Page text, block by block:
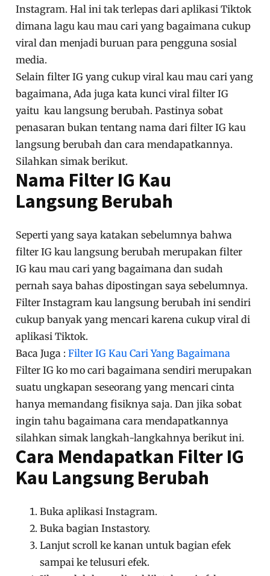
Instagram. Hal ini tak terlepas dari aplikasi Tiktok
dimana lagu kau mau cari yang bagaimana cukup
viral dan menjadi buruan para pengguna sosial
media.
Selain filter IG yang cukup viral kau mau cari yang
bagaimana, Ada juga kata kunci viral filter IG
yaitu kau langsung berubah. Pastinya sobat
penasaran bukan tentang nama dari filter IG kau
langsung berubah dan cara mendapatkannya.
Silahkan simak berikut.
Nama Filter IG Kau
Langsung Berubah
Seperti yang saya katakan sebelumnya bahwa
filter IG kau langsung berubah merupakan filter
IG kau mau cari yang bagaimana dan sudah
pernah saya bahas dipostingan saya sebelumnya.
Filter Instagram kau langsung berubah ini sendiri
cukup banyak yang mencari karena cukup viral di
aplikasi Tiktok.
Baca Juga :Filter IG Kau Cari Yang Bagaimana
Filter IG ko mo cari bagaimana sendiri merupakan
suatu ungkapan seseorang yang mencari cinta
hanya memandang fisiknya saja. Dan jika sobat
ingin tahu bagaimana cara mendapatkannya
silahkan simak langkah-langkahnya berikut ini.
Cara Mendapatkan Filter IG
Kau Langsung Berubah
Buka aplikasi Instagram.
Buka bagian Instastory.
Lanjut scroll ke kanan untuk bagian efek
sampai ke telusuri efek.